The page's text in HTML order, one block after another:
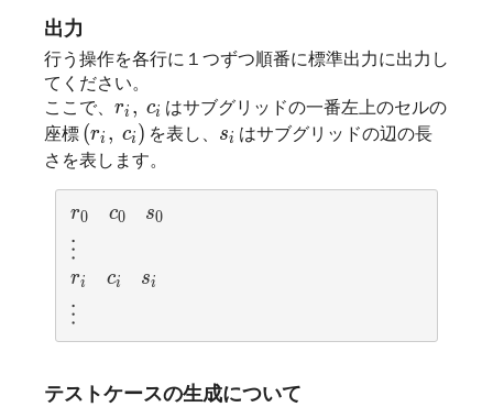
出力
行う操作を各行に１つずつ順番に標準出力に出力し
てください。
ここで、 ri , ci
r_{i},\ c_{i}
ri , ci はサブグリッドの一番左上のセルの
座標 (ri , ci )
(r_{i},\ c_{i})
(ri , ci ) を表し、 si
s_{i}
si はサブグリッドの辺の長
さを表します。
r0
r_{0}
r0 c0
c_{0}
c0 s0
s_{0}
s0
⋮
\vdots
⋮
ri
r_{i}
ri ci
c_{i}
ci si
s_{i}
si
⋮
\vdots
⋮
テストケースの生成について